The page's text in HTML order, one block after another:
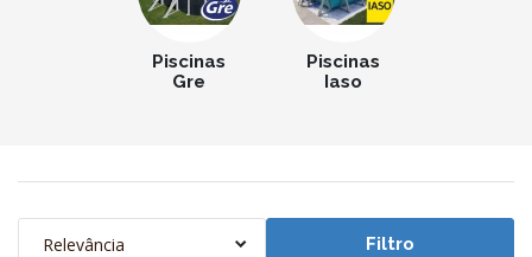
Piscinas
Gre
Piscinas
Iaso
Relevância Filtro